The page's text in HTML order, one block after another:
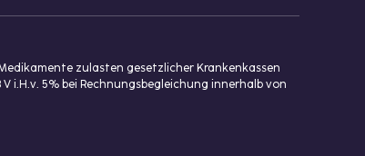
zulasten gesetzlicher Krankenkassen
V i.H.v. 5% bei Rechnungsbegleichung innerhalb von